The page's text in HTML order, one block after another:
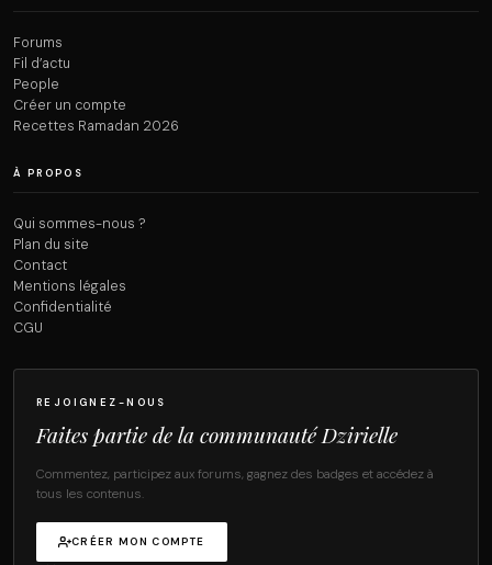
Forums
Fil d’actu
People
Créer un compte
Recettes Ramadan 2026
À PROPOS
Qui sommes-nous ?
Plan du site
Contact
Mentions légales
Confidentialité
CGU
REJOIGNEZ-NOUS
Faites partie de la communauté Dzirielle
Commentez, participez aux forums, gagnez des badges et accédez à
tous les contenus.
CRÉER MON COMPTE